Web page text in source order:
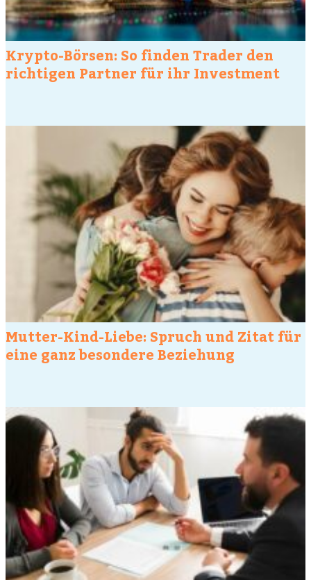
Krypto-Börsen: So finden Trader den
richtigen Partner für ihr Investment
Mutter-Kind-Liebe: Spruch und Zitat für
eine ganz besondere Beziehung